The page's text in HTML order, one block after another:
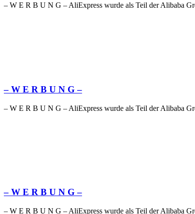
– W Ε R Β U Ν G – AliExpress wurde als Teil der Alibaba
– W Ε R Β U Ν G –
– W Ε R Β U Ν G – AliExpress wurde als Teil der Alibaba
– W Ε R Β U Ν G –
– W Ε R Β U Ν G – AliExpress wurde als Teil der Alibaba